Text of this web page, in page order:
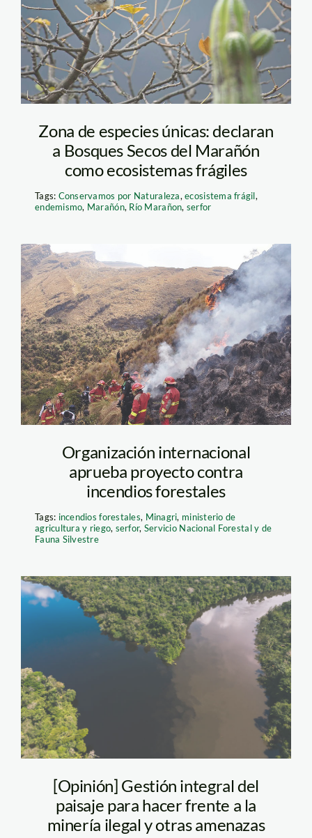
Zona de especies únicas: declaran
a Bosques Secos del Marañón
como ecosistemas frágiles
Tags: Conservamos por Naturaleza,ecosistema frágil,
endemismo, Marañón, Río Marañon, serfor
incendio forestal
foto2 serfor
Organización internacional
aprueba proyecto contra
incendios forestales
Tags: incendios forestales, Minagri, ministerio de
agricultura y riego, serfor, Servicio Nacional Forestal y de
Fauna Silvestre
[Opinión] Gestión integral del
paisaje para hacer frente a la
minería ilegal y otras amenazas